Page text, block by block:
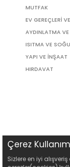
MUTFAK
EV GEREÇLERİ
AYDINLATMA VE
ISITMA VE
YAPI VE İNŞAAT
HIRDAVAT
Çerez
Sizlere en iyi